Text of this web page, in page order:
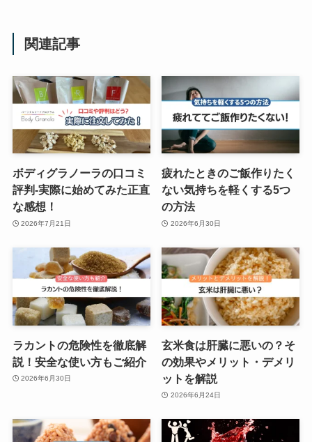
関連記事
ボディグラノーラの口コミ
評判-実際に始めてみた正直
な感想！
2026年7月21日
疲れたときのご飯作りたく
ない気持ちを軽くする5つ
の方法
2026年6月30日
ラカントの危険性を徹底解
説！安全な使い方もご紹介
2026年6月30日
玄米食は肝臓に悪いの？そ
の効果やメリット・デメリ
ットを解説
2026年6月24日